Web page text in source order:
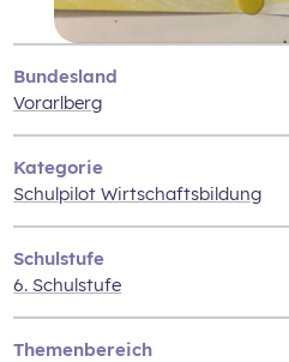
Bundesland
Vorarlberg
Kategorie
Schulpilot Wirtschaftsbildung
Schulstufe
6. Schulstufe
Themenbereich